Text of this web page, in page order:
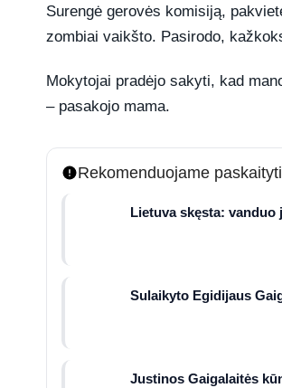
Surengė gerovės komisiją,
zombiai vaikšto. Pasirodo,
Mokytojai pradėjo sakyti, kad
– pasakojo mama.
Rekomenduojame paskaityti
Lietuva skęsta:
Sulaikyto Egidijaus
Justinos Gaigalaitės